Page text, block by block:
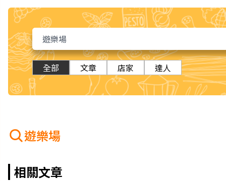
全部 文章 店家 達人
遊樂場
相關文章